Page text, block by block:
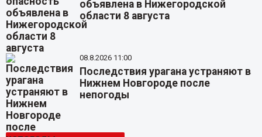
объявлена в Нижегородской
области 8 августа
08.8.2026 11:00
Последствия урагана устраняют в
Нижнем Новгороде после
непогоды